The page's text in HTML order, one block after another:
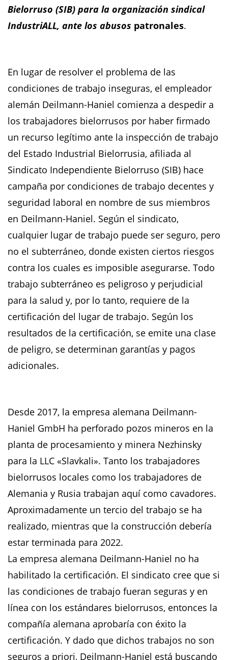
Bielorruso (SIB) para la organización sindical
IndustriALL, ante los abusos patronales.
En lugar de resolver el problema de las
condiciones de trabajo inseguras, el empleador
alemán Deilmann-Haniel comienza a despedir a
los trabajadores bielorrusos por haber firmado
un recurso legítimo ante la inspección de trabajo
del Estado Industrial Bielorrusia, afiliada al
Sindicato Independiente Bielorruso (SIB) hace
campaña por condiciones de trabajo decentes y
seguridad laboral en nombre de sus miembros
en Deilmann-Haniel. Según el sindicato,
cualquier lugar de trabajo puede ser seguro, pero
no el subterráneo, donde existen ciertos riesgos
contra los cuales es imposible asegurarse. Todo
trabajo subterráneo es peligroso y perjudicial
para la salud y, por lo tanto, requiere de la
certificación del lugar de trabajo. Según los
resultados de la certificación, se emite una clase
de peligro, se determinan garantías y pagos
adicionales.
Desde 2017, la empresa alemana Deilmann-
Haniel GmbH ha perforado pozos mineros en la
planta de procesamiento y minera Nezhinsky
para la LLC «Slavkali». Tanto los trabajadores
bielorrusos locales como los trabajadores de
Alemania y Rusia trabajan aquí como cavadores.
Aproximadamente un tercio del trabajo se ha
realizado, mientras que la construcción debería
estar terminada para 2022.
La empresa alemana Deilmann-Haniel no ha
habilitado la certificación. El sindicato cree que si
las condiciones de trabajo fueran seguras y en
línea con los estándares bielorrusos, entonces la
compañía alemana aprobaría con éxito la
certificación. Y dado que dichos trabajos no son
seguros a priori, Deilmann-Haniel está buscando